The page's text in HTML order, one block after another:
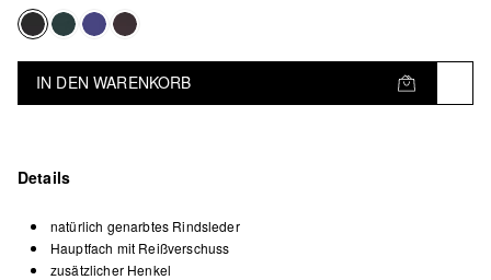
IN DEN WARENKORB
Details
natürlich genarbtes Rindsleder
Hauptfach mit Reißverschuss
zusätzlicher Henkel